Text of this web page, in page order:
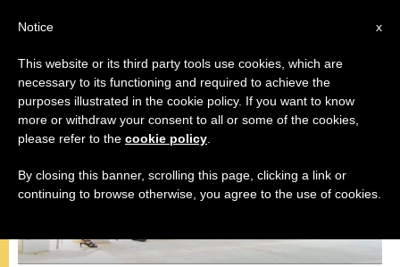
البابا فرنسيس,رسالة
x
Notice
This website or its third party tools use cookies, which are
necessary to its functioning and required to achieve the
purposes illustrated in the cookie policy. If you want to know
more or withdraw your consent to all or some of the cookies,
please refer to the cookie policy
By closing this banner, scrolling this page, clicking a link or
continuing to browse otherwise, you agree to the use of cookies.